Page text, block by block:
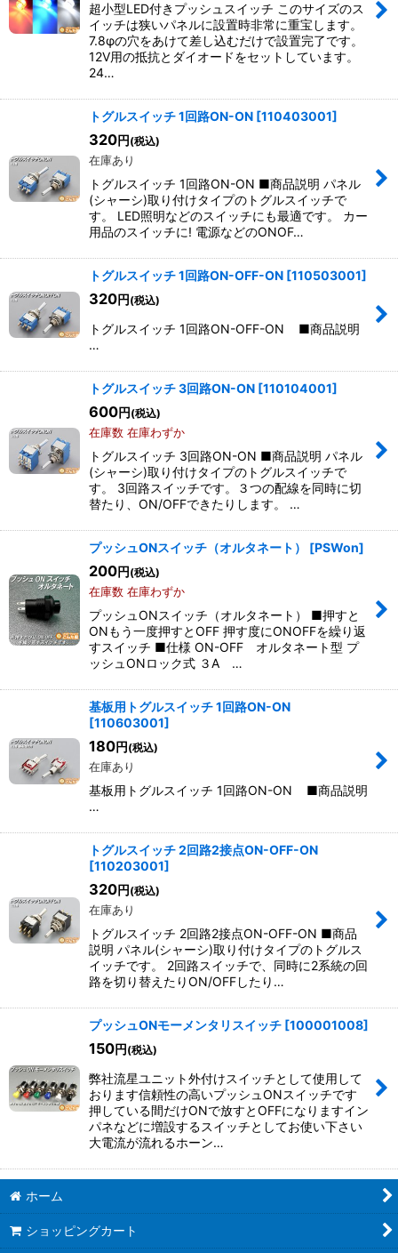
超小型LED付きプッシュスイッチ このサイズのス
イッチは狭いパネルに設置時非常に重宝します。
7.8φの穴をあけて差し込むだけで設置完了です。
12V用の抵抗とダイオードをセットしています。
24…
トグルスイッチ 1回路ON-ON [110403001]
320円 (税込)
在庫あり
トグルスイッチ 1回路ON-ON ■商品説明 パネル
(シャーシ)取り付けタイプのトグルスイッチで
す。 LED照明などのスイッチにも最適です。 カー
用品のスイッチに! 電源などのONOF…
トグルスイッチ 1回路ON-OFF-ON [110503001]
320円 (税込)
トグルスイッチ 1回路ON-OFF-ON ■商品説明
…
トグルスイッチ 3回路ON-ON [110104001]
600円 (税込)
在庫数 在庫わずか
トグルスイッチ 3回路ON-ON ■商品説明 パネル
(シャーシ)取り付けタイプのトグルスイッチで
す。 3回路スイッチです。３つの配線を同時に切
替たり、ON/OFFできたりします。 …
プッシュONスイッチ（オルタネート） [PSWon]
200円 (税込)
在庫数 在庫わずか
プッシュONスイッチ（オルタネート） ■押すと
ONもう一度押すとOFF 押す度にONOFFを繰り返
すスイッチ ■仕様 ON-OFF オルタネート型 プ
ッシュONロック式 ３A …
基板用トグルスイッチ 1回路ON-ON
[110603001]
180円 (税込)
在庫あり
基板用トグルスイッチ 1回路ON-ON ■商品説明
…
トグルスイッチ 2回路2接点ON-OFF-ON
[110203001]
320円 (税込)
在庫あり
トグルスイッチ 2回路2接点ON-OFF-ON ■商品
説明 パネル(シャーシ)取り付けタイプのトグルス
イッチです。 2回路スイッチで、同時に2系統の回
路を切り替えたりON/OFFしたり…
プッシュONモーメンタリスイッチ [100001008]
150円 (税込)
弊社流星ユニット外付けスイッチとして使用して
おります信頼性の高いプッシュONスイッチです
押している間だけONで放すとOFFになりますイン
パネなどに増設するスイッチとしてお使い下さい
大電流が流れるホーン…
ホーム
ショッピングカート